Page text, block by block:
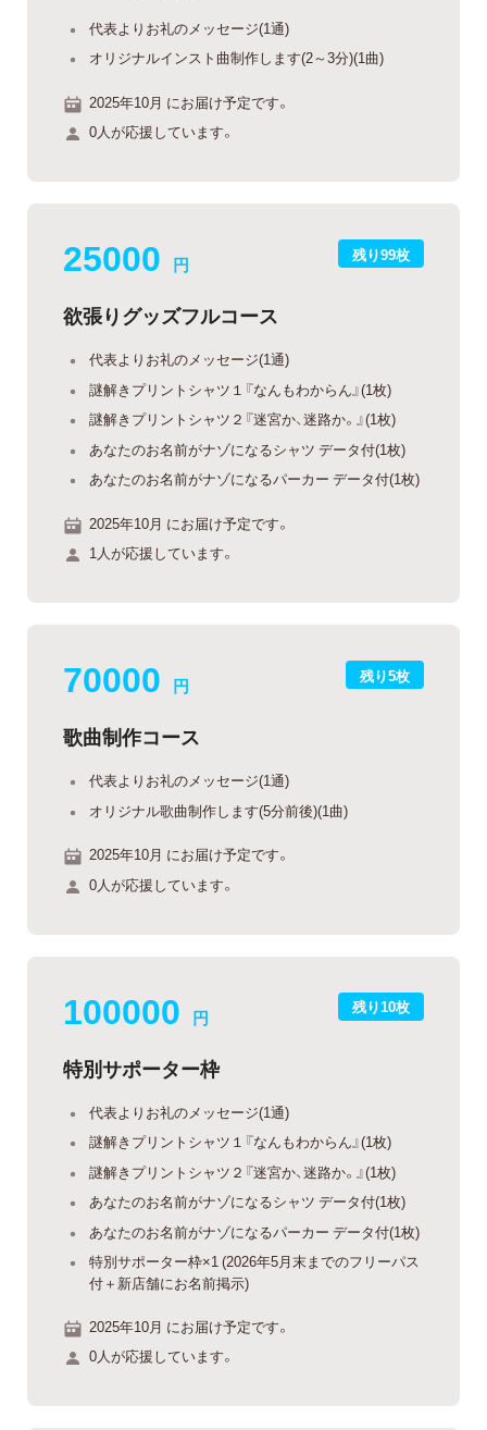
代表よりお礼のメッセージ(1通)
オリジナルインスト曲制作します(2～3分)(1曲)
2025年10月 にお届け予定です。
0人が応援しています。
残り99枚
25000 円
欲張りグッズフルコース
代表よりお礼のメッセージ(1通)
謎解きプリントシャツ１『なんもわからん』(1枚)
謎解きプリントシャツ２『迷宮か、迷路か。』(1枚)
あなたのお名前がナゾになるシャツ データ付(1枚)
あなたのお名前がナゾになるパーカー データ付(1枚)
2025年10月 にお届け予定です。
1人が応援しています。
残り5枚
70000 円
歌曲制作コース
代表よりお礼のメッセージ(1通)
オリジナル歌曲制作します(5分前後)(1曲)
2025年10月 にお届け予定です。
0人が応援しています。
残り10枚
100000 円
特別サポーター枠
代表よりお礼のメッセージ(1通)
謎解きプリントシャツ１『なんもわからん』(1枚)
謎解きプリントシャツ２『迷宮か、迷路か。』(1枚)
あなたのお名前がナゾになるシャツ データ付(1枚)
あなたのお名前がナゾになるパーカー データ付(1枚)
特別サポーター枠×1 (2026年5月末までのフリーパス
付＋新店舗にお名前掲示)
2025年10月 にお届け予定です。
0人が応援しています。